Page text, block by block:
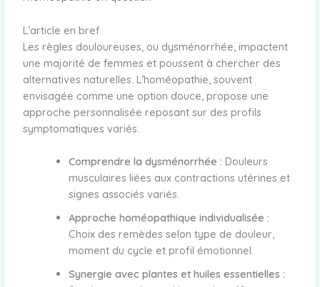
L’article en bref
Les règles douloureuses, ou dysménorrhée, impactent
une majorité de femmes et poussent à chercher des
alternatives naturelles. L’homéopathie, souvent
envisagée comme une option douce, propose une
approche personnalisée reposant sur des profils
symptomatiques variés.
Comprendre la dysménorrhée : Douleurs
musculaires liées aux contractions utérines et
signes associés variés.
Approche homéopathique individualisée :
Choix des remèdes selon type de douleur,
moment du cycle et profil émotionnel.
Synergie avec plantes et huiles essentielles :